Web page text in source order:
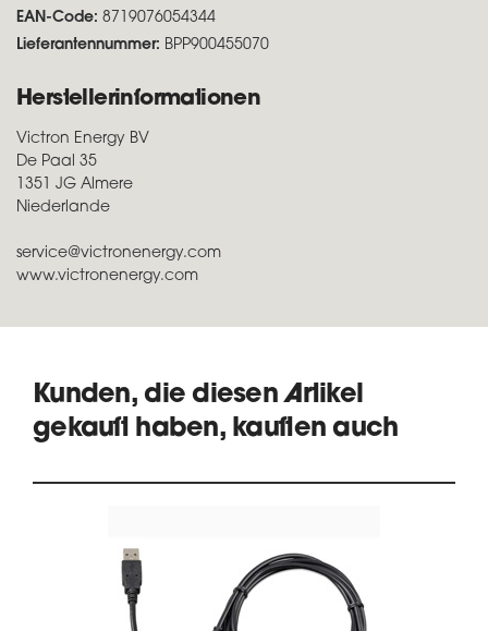
EAN-Code: 8719076054344
Lieferantennummer: BPP900455070
Herstellerinformationen
Victron Energy BV
De Paal 35
1351 JG Almere
Niederlande
service@victronenergy.com
www.victronenergy.com
Kunden, die diesen Artikel
gekauft haben, kauften auch